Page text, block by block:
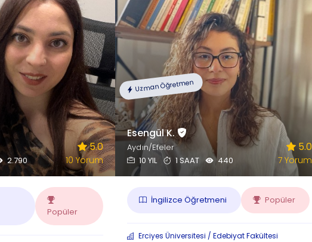
2.790
5.0
10 Yorum
Popüler
Uzman Öğretmen
Esengül K.
Aydın/Efeler
10 YIL
1 SAAT 440
5.0
7 Yorum
İngilizce Öğretmeni Popüler
Erciyes Üniversitesi / Edebiyat Fakültesi